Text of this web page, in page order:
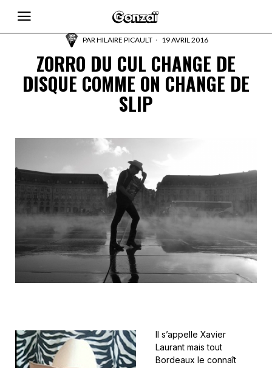
PARHILAIRE PICAULT 19 AVRIL 2016
ZORRO DU CUL CHANGE DE
DISQUE COMME ON CHANGE DE
SLIP
Il s’appelle Xavier
Laurant mais tout
Bordeaux le connaît